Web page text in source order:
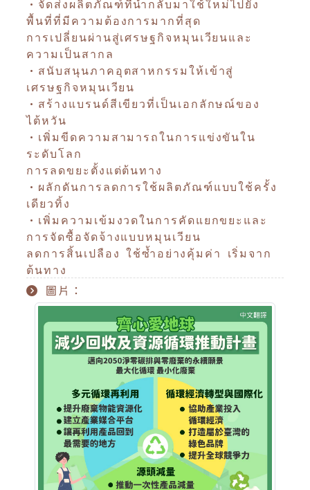
•จัดส่งผลิตภัณฑ์ที่นำกลับมาใช้ใหม่ไปยัง
พื้นที่ที่มีความต้องการมากที่สุด
การเปลี่ยนผ่านสู่เศรษฐกิจหมุนเวียนและ
ความเป็นสากล
•สนับสนุนภาคอุตสาหกรรมให้เข้าสู่
เศรษฐกิจหมุนเวียน
•สร้างแบรนด์สีเขียวที่เป็นเอกลักษณ์ของ
ไต้หวัน
•เพิ่มขีดความสามารถในการแข่งขันใน
ระดับโลก
การลดขยะตั้งแต่ต้นทาง
•ผลักดันการลดการใช้ผลิตภัณฑ์แบบใช้ครั้ง
เดียวทิ้ง
•เพิ่มความเข้มงวดในการคัดแยกขยะและ
การจัดซื้อจัดจ้างแบบหมุนเวียน
ลดการสิ้นเปลือง ใช้ซ้ำอย่างคุ้มค่า เริ่มจาก
ต้นทาง
圖片：